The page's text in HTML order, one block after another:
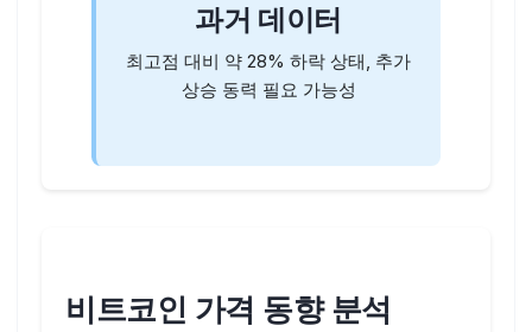
과거 데이터
최고점 대비 약 28% 하락 상태, 추가
상승 동력 필요 가능성
비트코인 가격 동향 분석